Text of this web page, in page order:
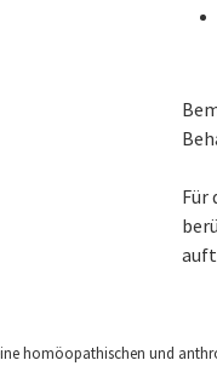
Für
homöopathischen und